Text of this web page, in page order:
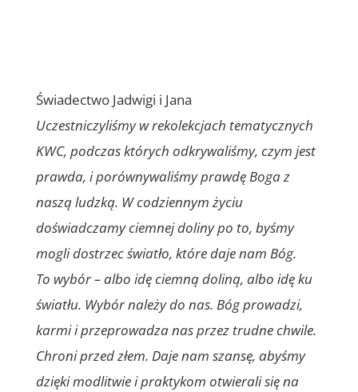
Świadectwo Jadwigi i Jana
Uczestniczyliśmy w rekolekcjach tematycznych
KWC, podczas których odkrywaliśmy, czym jest
prawda, i porównywaliśmy prawdę Boga z
naszą ludzką. W codziennym życiu
doświadczamy ciemnej doliny po to, byśmy
mogli dostrzec światło, które daje nam Bóg.
To wybór – albo idę ciemną doliną, albo idę ku
światłu. Wybór należy do nas. Bóg prowadzi,
karmi i przeprowadza nas przez trudne chwile.
Chroni przed złem. Daje nam szansę, abyśmy
dzięki modlitwie i praktykom otwierali się na